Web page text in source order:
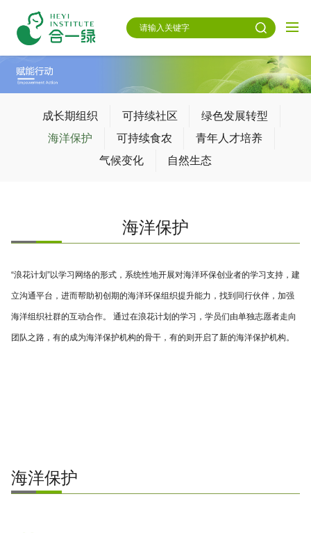
成长期组织 可持续社区
绿色发展转型
海洋保护
可持续食农
青年人才培养
气候变化
自然生态
海洋保护
“浪花计划”以学习网络的形式，系统性地开展对海洋环保创业者的学习支持，建
立沟通平台，进而帮助初创期的海洋环保组织提升能力，找到同行伙伴，加强
海洋组织社群的互动合作。 通过在浪花计划的学习，学员们由单独志愿者走向
团队之路，有的成为海洋保护机构的骨干，有的则开启了新的海洋保护机构。
海洋保护